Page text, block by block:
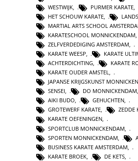
WESTWIJK
PURMER KARATE
HET SCHOUW KARATE
MARTIAL ARTS SCHOOL
KARATESCHOOL MONNICKENDAM
ZELFVERDEDIGING AMSTERDAM
KARATE WEESP, KARATE
ACHTERDICHTING, KARATE
KARATE OUDER AMSTEL,
JAPANSE KRIJGSKUNST
SENSEI, DO MONNICKENDAM,
AIKI BUDO, GEHUCHTEN,
GROTEWERF KARATE, ZEDDE
KARATE OEFENINGEN,
SPORTCLUB MONNICKENDAM
SPORTEN MONNICKENDAM
BUSINESS KARATE AMSTERDAM
KARATE BROEK
DE KETS